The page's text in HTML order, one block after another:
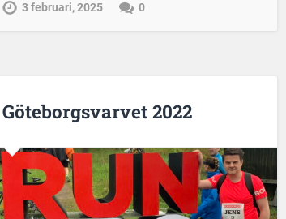
3 februari, 2025 0
Göteborgsvarvet 2022